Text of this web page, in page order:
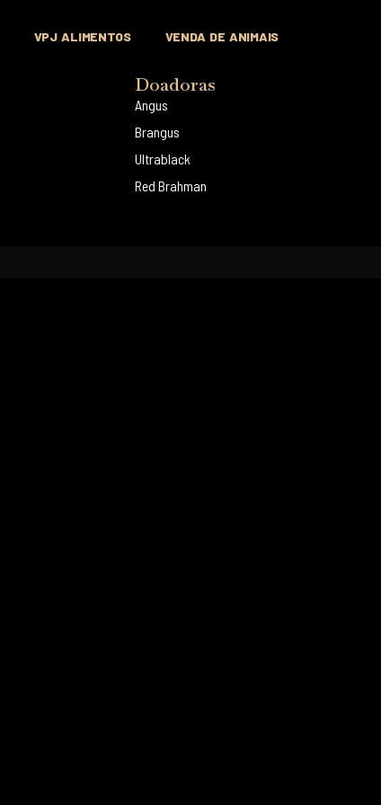
VPJ ALIMENTOS VENDA DE ANIMAIS
Doadoras
Angus
Brangus
Ultrablack
Red Brahman